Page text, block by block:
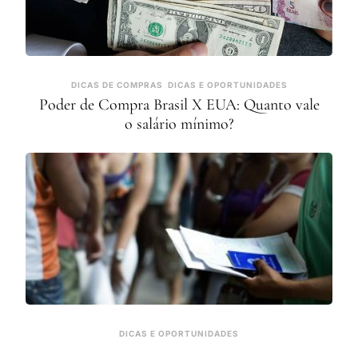
DICAS DE COMPRAS DICAS E OPORTUNIDADES
Poder de Compra Brasil X EUA: Quanto vale
o salário mínimo?
DICAS E OPORTUNIDADES